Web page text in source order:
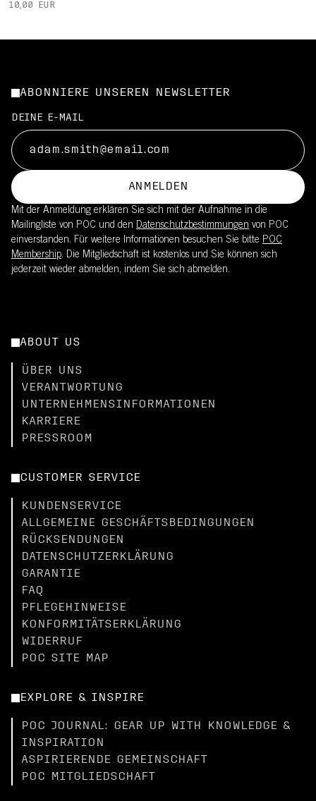
10,00 EUR
ABONNIERE UNSEREN NEWSLETTER
DEINE E-MAIL
ANMELDEN
Mit der Anmeldung erklären Sie sich mit der Aufnahme in die
Mailingliste von POC und den Datenschutzbestimmungen von POC
einverstanden. Für weitere Informationen besuchen Sie bitte POC
Membership. Die Mitgliedschaft ist kostenlos und Sie können sich
jederzeit wieder abmelden, indem Sie sich abmelden.
ABOUT US
ÜBER UNS
VERANTWORTUNG
UNTERNEHMENSINFORMATIONEN
KARRIERE
PRESSROOM
CUSTOMER SERVICE
KUNDENSERVICE
ALLGEMEINE GESCHÄFTSBEDINGUNGEN
RÜCKSENDUNGEN
DATENSCHUTZERKLÄRUNG
GARANTIE
FAQ
PFLEGEHINWEISE
KONFORMITÄTSERKLÄRUNG
WIDERRUF
POC SITE MAP
EXPLORE & INSPIRE
POC JOURNAL: GEAR UP WITH KNOWLEDGE &
INSPIRATION
ASPIRIERENDE GEMEINSCHAFT
POC MITGLIEDSCHAFT